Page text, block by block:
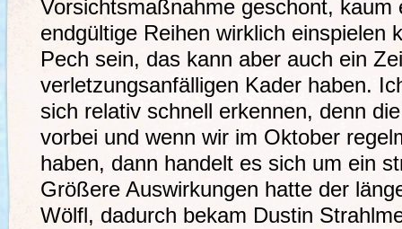
Vorsichtsmaßnahme geschont, kaum
endgültige Reihen wirklich einspielen
Pech sein, das kann aber auch ein
verletzungsanfälligen Kader haben.
sich relativ schnell erkennen, denn
vorbei und wenn wir im Oktober
haben, dann handelt es sich um ein
Größere Auswirkungen hatte der
Wölfl, dadurch bekam Dustin